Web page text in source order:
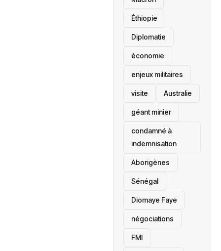
Éthiopie
Diplomatie
économie
enjeux militaires
visite ‎Australie
géant minier
condamné à
indemnisation
Aborigènes
Sénégal
Diomaye Faye
négociations
FMI